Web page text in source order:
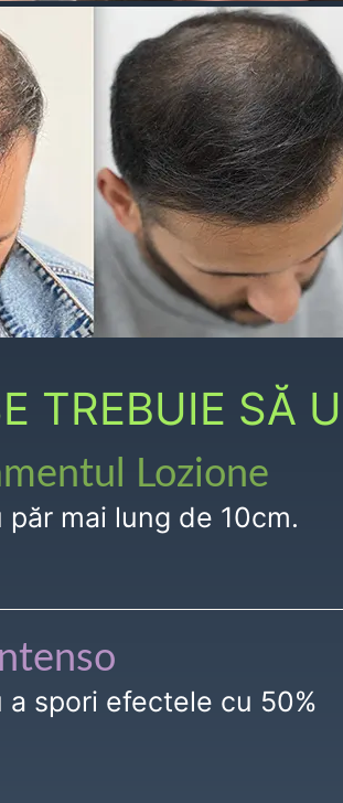
TREBUIE SĂ
Lozione
păr mai lung de 10cm.
a spori efectele cu 50%